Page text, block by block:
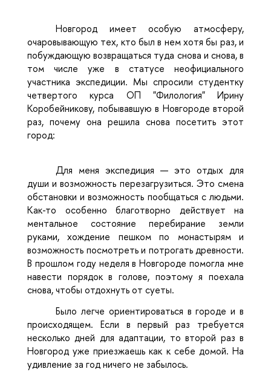
Новгород имеет особую атмосферу,
очаровывающую тех, кто был в нем хотя бы раз, и
побуждающую возвращаться туда снова и снова, в
том числе уже в статусе неофициального
участника экспедиции. Мы спросили студентку
четвертого курса ОП "Филология" Ирину
Коробейникову, побывавшую в Новгороде второй
раз, почему она решила снова посетить этот
город:
Для меня экспедиция — это отдых для
души и возможность перезагрузиться. Это смена
обстановки и возможность пообщаться с людьми.
Как-то особенно благотворно действует на
ментальное состояние перебирание земли
руками, хождение пешком по монастырям и
возможность посмотреть и потрогать древности.
В прошлом году неделя в Новгороде помогла мне
навести порядок в голове, поэтому я поехала
снова, чтобы отдохнуть от суеты.
Было легче ориентироваться в городе и в
происходящем. Если в первый раз требуется
несколько дней для адаптации, то второй раз в
Новгород уже приезжаешь как к себе домой. На
удивление за год ничего не забылось.